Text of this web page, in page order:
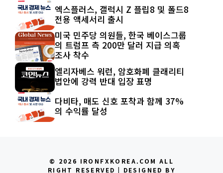
엑스플러스, 갤럭시 Z 플립8 및 폴드8
전용 액세서리 출시
미국 민주당 의원들, 한국 베이스그룹
의 트럼프 측 200만 달러 지급 의혹
조사 착수
엘리자베스 워런, 암호화폐 클래리티
법안에 강력 반대 입장 표명
다비타, 매도 신호 포착과 함께 37%
의 수익률 달성
© 2026 IRONFXKOREA.COM ALL
RIGHT RESERVED | DESIGNED BY